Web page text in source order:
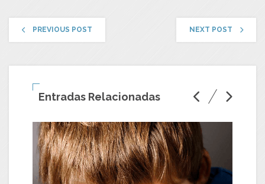
PREVIOUS POST NEXT POST
Entradas Relacionadas